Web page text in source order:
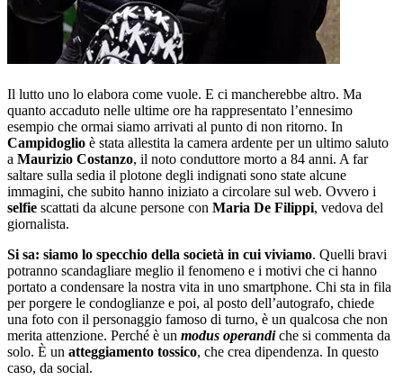
Il lutto uno lo elabora come vuole. E ci mancherebbe altro. Ma
quanto accaduto nelle ultime ore ha rappresentato l’ennesimo
esempio che ormai siamo arrivati al punto di non ritorno. In
Campidoglio è stata allestita la camera ardente per un ultimo saluto
a Maurizio Costanzo, il noto conduttore morto a 84 anni. A far
saltare sulla sedia il plotone degli indignati sono state alcune
immagini, che subito hanno iniziato a circolare sul web. Ovvero i
selfie scattati da alcune persone con Maria De Filippi, vedova del
giornalista.
Si sa: siamo lo specchio della società in cui viviamo. Quelli bravi
potranno scandagliare meglio il fenomeno e i motivi che ci hanno
portato a condensare la nostra vita in uno smartphone. Chi sta in fila
per porgere le condoglianze e poi, al posto dell’autografo, chiede
una foto con il personaggio famoso di turno, è un qualcosa che non
merita attenzione. Perché è un modus operandiche si commenta da
solo. È un atteggiamento tossico, che crea dipendenza. In questo
caso, da social.